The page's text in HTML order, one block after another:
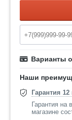
Варианты
Наши
Гарантия
Гарантия на
магазине